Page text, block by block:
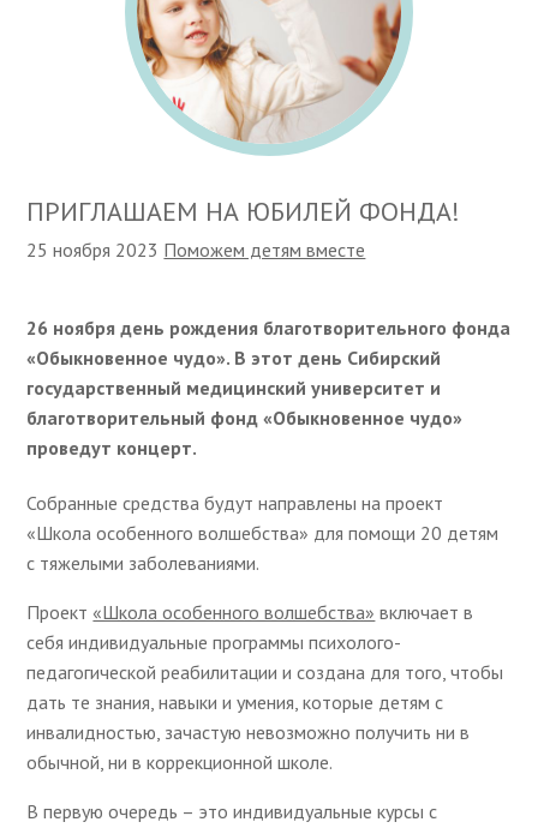
ПРИГЛАШАЕМ НА ЮБИЛЕЙ ФОНДА!
25 ноября 2023 Поможем детям вместе
26 ноября день рождения благотворительного фонда
«Обыкновенное чудо». В этот день Сибирский
государственный медицинский университет и
благотворительный фонд «Обыкновенное чудо»
проведут концерт.
Собранные средства будут направлены на проект
«Школа особенного волшебства» для помощи 20 детям
с тяжелыми заболеваниями.
Проект «Школа особенного волшебства» включает в
себя индивидуальные программы психолого-
педагогической реабилитации и создана для того, чтобы
дать те знания, навыки и умения, которые детям с
инвалидностью, зачастую невозможно получить ни в
обычной, ни в коррекционной школе.
В первую очередь – это индивидуальные курсы с